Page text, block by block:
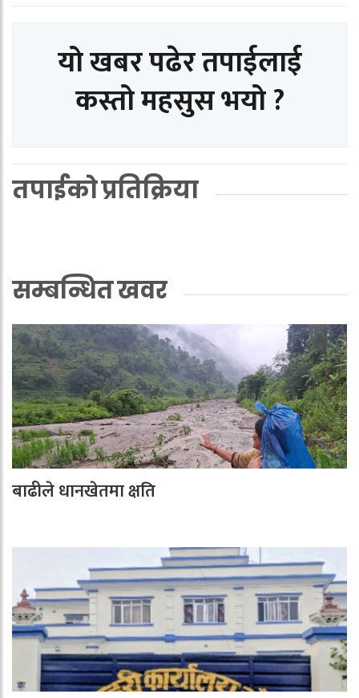
यो खबर पढेर तपाईलाई
कस्तो महसुस भयो ?
तपाईको प्रतिक्रिया
सम्बन्धित खवर
बाढीले धानखेतमा क्षति